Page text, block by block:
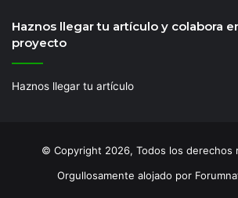
Haznos llegar tu artículo y colabora
proyecto
Haznos llegar tu artículo
© Copyright 2026, Todos los derechos
Orgullosamente alojado por